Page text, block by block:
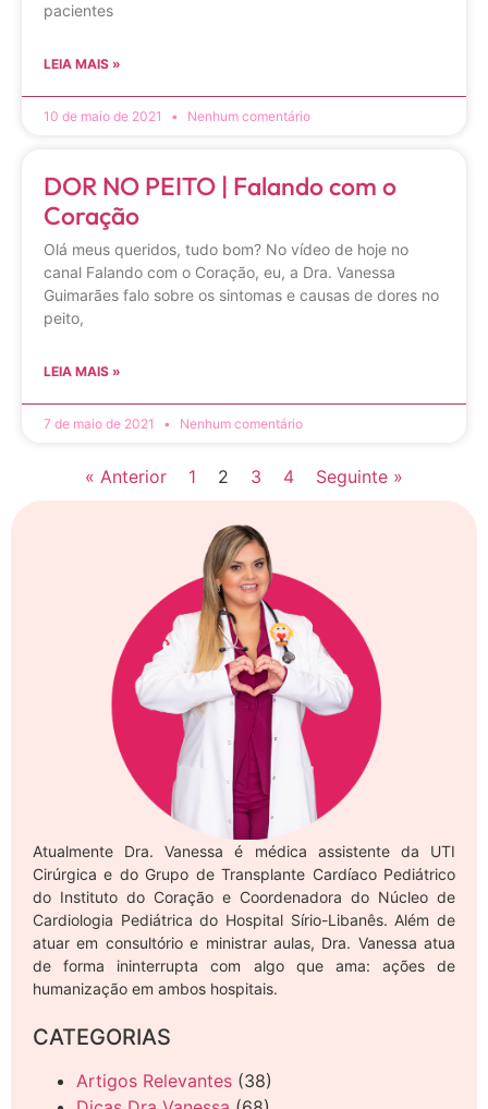
pacientes
LEIA MAIS »
10 de maio de 2021 Nenhum comentário
DOR NO PEITO | Falando com o
Coração
Olá meus queridos, tudo bom? No vídeo de hoje no
canal Falando com o Coração, eu, a Dra. Vanessa
Guimarães falo sobre os sintomas e causas de dores no
peito,
LEIA MAIS »
7 de maio de 2021 Nenhum comentário
« Anterior 1 2 3 4 Seguinte »
Atualmente Dra. Vanessa é médica assistente da UTI
Cirúrgica e do Grupo de Transplante Cardíaco Pediátrico
do Instituto do Coração e Coordenadora do Núcleo de
Cardiologia Pediátrica do Hospital Sírio-Libanês. Além de
atuar em consultório e ministrar aulas, Dra. Vanessa atua
de forma ininterrupta com algo que ama: ações de
humanização em ambos hospitais.
CATEGORIAS
Artigos Relevantes (38)